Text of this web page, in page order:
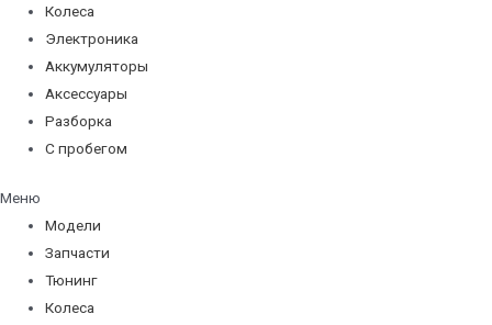
Колеса
Электроника
Аккумуляторы
Аксессуары
Разборка
С пробегом
Меню
Модели
Запчасти
Тюнинг
Колеса